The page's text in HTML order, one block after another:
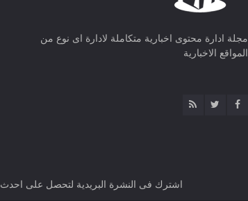
مجلة ادارة محتوى اخبارية متكاملة لادارة اى نوع من
المواقع الاخبارية
اشترك فى النشرة البريدية لتحصل على احدث